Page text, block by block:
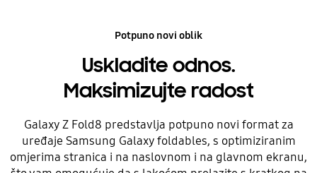
Potpuno novi oblik
Uskladite odnos.
Maksimizujte radost
Galaxy Z Fold8 predstavlja potpuno novi format za
uređaje Samsung Galaxy foldables, s optimiziranim
omjerima stranica i na naslovnom i na glavnom ekranu,